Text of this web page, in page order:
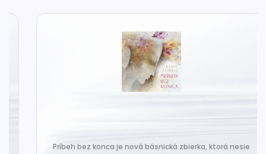
Príbeh bez konca je nová básnická zbierka, ktorá nesie